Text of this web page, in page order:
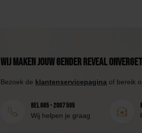
Wij maken jouw Gender Reveal
Bezoek de klantenservicepagina of bereik
Bel 085 - 2007 595
Wij helpen je graag